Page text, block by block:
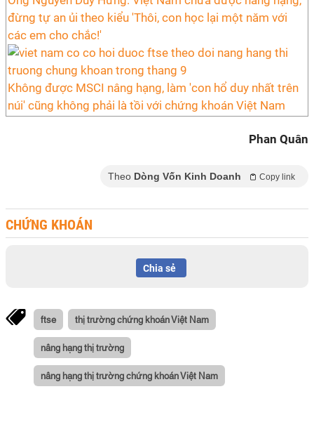
đừng tự an ủi theo kiểu 'Thôi, con học lại một năm với
các em cho chắc!'
Không được MSCI nâng hạng, làm 'con hổ duy nhất trên
núi' cũng không phải là tồi với chứng khoán Việt Nam
Phan Quân
Theo Dòng Vốn Kinh Doanh Copy link
CHỨNG KHOÁN
Chia sẻ
ftse thị trường chứng khoán Việt Nam
nâng hạng thị trường
nâng hạng thị trường chứng khoán Việt Nam